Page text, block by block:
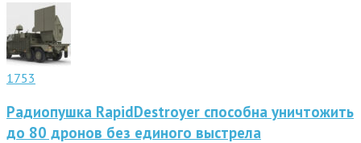
1753
Радиопушка RapidDestroyer способна уничтожить
до 80 дронов без единого выстрела